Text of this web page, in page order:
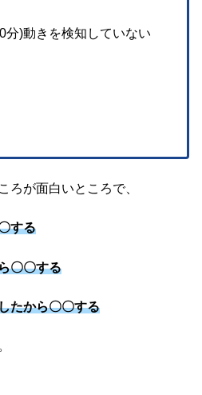
)動きを検知していない
ろが面白いところで、
する
〇〇する
たから〇〇する